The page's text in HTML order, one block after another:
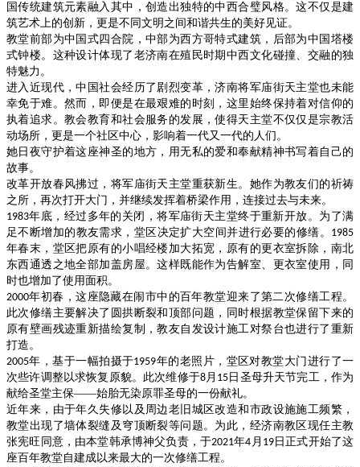
国传统建筑元素融入其中，创造出独特的中西合璧风格。这不仅是建
筑艺术上的创新，更是不同文明之间和谐共生的美好见证。
教堂前部为中国式四合院，中部为西方哥特式建筑，后部为中国塔楼
式钟楼。这种设计体现了老济南在殖民时期中西文化碰撞、交融的独
特魅力。
进入近现代，中国社会经历了剧烈变革，济南将军庙街天主堂也未能
幸免于难。然而，即便是在最艰难的时刻，这里始终保持着对信仰的
执着追求。教会教育和社会服务的发展，使得天主堂不仅仅是宗教活
动场所，更是一个社区中心，影响着一代又一代的人们。
她日夜守护着这座神圣的地方，用无私的爱和奉献精神书写着自己的
故事。
改革开放春风拂过，将军庙街天主堂重获新生。她作为教友们的祈祷
之所，再次打开大门，并继续发挥着桥梁作用，连接过去与未来。
1983年底，经过多年的关闭，将军庙街天主堂终于重新开放。为了满
足不断增加的教友需求，堂区决定扩大空间并进行必要的修缮。 1985
年春末，堂区把原有的小唱经楼加大拓宽，原有的更衣室拆除，南北
东西通透之地全部加盖房屋。这样既能作为告解室、更衣室使用，同
时也增加了使用面积。
2000年初春，这座隐藏在闹市中的百年教堂迎来了第二次修缮工程。
此次修缮主要解决了圆拱断裂和顶部问题，同时根据教堂保留下来的
原有壁画残迹重新描绘复制，教友自发设计施工对祭台也进行了重新
打造。
2005年，基于一幅拍摄于1959年的老照片，堂区对教堂大门进行了一
次些许调整以求恢复原貌。此次维修于8月 15 日圣母升天节完工，作为
献给圣堂主保——始胎无染原罪圣母的一份献礼。
近年来，由于年久失修以及周边老旧城区改造和市政设施施工频繁，
教堂出现了墙体裂缝及穹顶断裂等问题。为此，经济南教区现任主教
张宪旺同意，由本堂韩承博神父负责，于2021年4 月 19日正式开始了这
座百年教堂自建成以来最大的一次修缮工程。